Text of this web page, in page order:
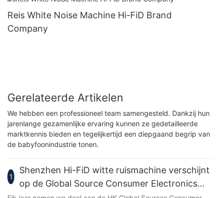
Reis White Noise Machine Hi-FiD Brand
Company
Gerelateerde Artikelen
We hebben een professioneel team samengesteld. Dankzij hun
jarenlange gezamenlijke ervaring kunnen ze gedetailleerde
marktkennis bieden en tegelijkertijd een diepgaand begrip van
de babyfoonindustrie tonen.
1
Shenzhen Hi-FiD witte ruismachine verschijnt
op de Global Source Consumer Electronics